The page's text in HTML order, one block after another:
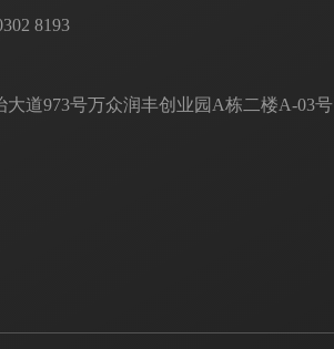
0302 8193
道973号万众润丰创业园A栋二楼A-03号